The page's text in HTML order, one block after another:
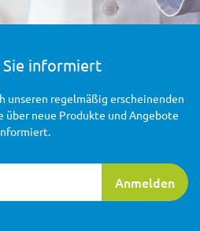
Sie informiert
Anmelden
unseren regelmäßig erscheinenden
über neue Produkte und Angebote